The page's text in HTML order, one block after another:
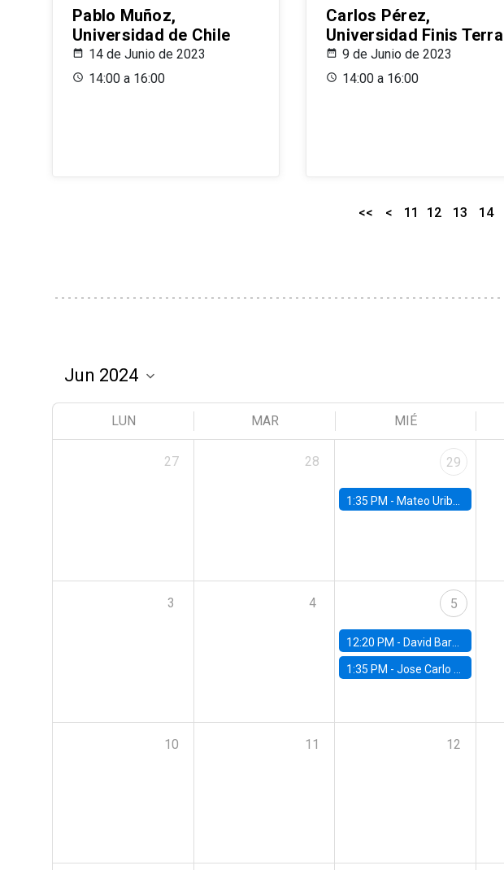
Pablo Muñoz,
Universidad de Chile
14 de Junio de 2023
14:00 a 16:00
Carlos Pérez,
Universidad Finis
9 de Junio de 2023
14:00 a 16:00
<< < 11 12 13 14
LUN MAR MIÉ
27 28 29
1:35 PM - Mateo Uribe-Castro, Universidad de los Andes (Colombia)
3 4 5
12:20 PM - David Bardey, Universidad de los Andes - CEDE
1:35 PM -Jose Carlo Bermudez, UC (ME) & World Bank
10 11 12